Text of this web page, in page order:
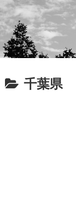
千葉県